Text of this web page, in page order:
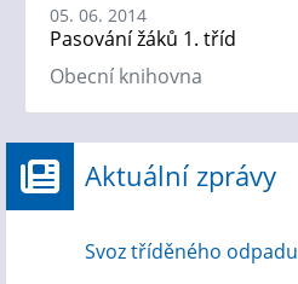
05. 06. 2014
Pasování žáků 1. tříd
Obecní knihovna
Aktuální zprávy
Svoz tříděného odpadu